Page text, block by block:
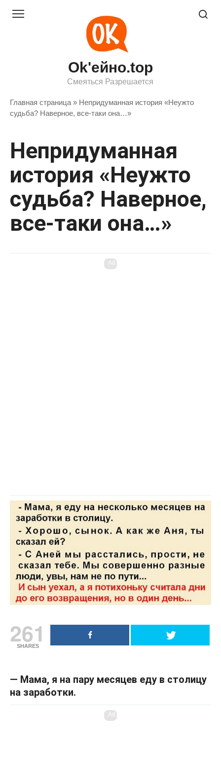
Ok'ейно.top
Смеяться Разрешается
Главная страница » Непридуманная история «Неужто
судьба? Наверное, все-таки она…»
Непридуманная
история «Неужто
судьба? Наверное,
все-таки она…»
Ad
261
SHARES
— Мама, я на пару месяцев еду в столицу
на заработки.
Ad